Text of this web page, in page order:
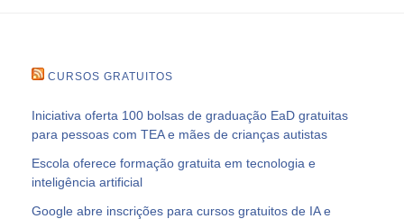
CURSOS GRATUITOS
Iniciativa oferta 100 bolsas de graduação EaD gratuitas
para pessoas com TEA e mães de crianças autistas
Escola oferece formação gratuita em tecnologia e
inteligência artificial
Google abre inscrições para cursos gratuitos de IA e